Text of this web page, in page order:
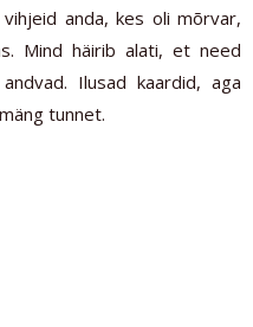
anda, kes oli mõrvar,
Mind häirib alati, et need
Ilusad kaardid, aga
tunnet.